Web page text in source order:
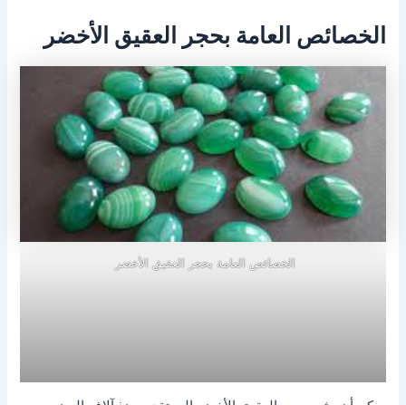
الخصائص العامة بحجر العقيق الأخضر
الخصائص العامة بحجر العقيق الأخضر